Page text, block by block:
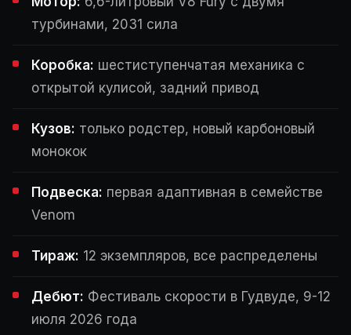
турбинами, 2031 сила
Коробка: шестиступенчатая механика с
открытой кулисой, задний привод
Кузов: только родстер, новый карбоновый
монокок
Подвеска: первая адаптивная в семействе
Venom
Тираж: 12 экземпляров, все распределены
Дебют: Фестиваль скорости в Гудвуде, 9-12
июля 2026 года